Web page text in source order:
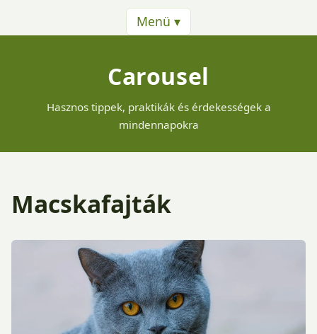
Menü ▾
Carousel
Hasznos tippek, praktikák és érdekességek a
mindennapokra
Macskafajták